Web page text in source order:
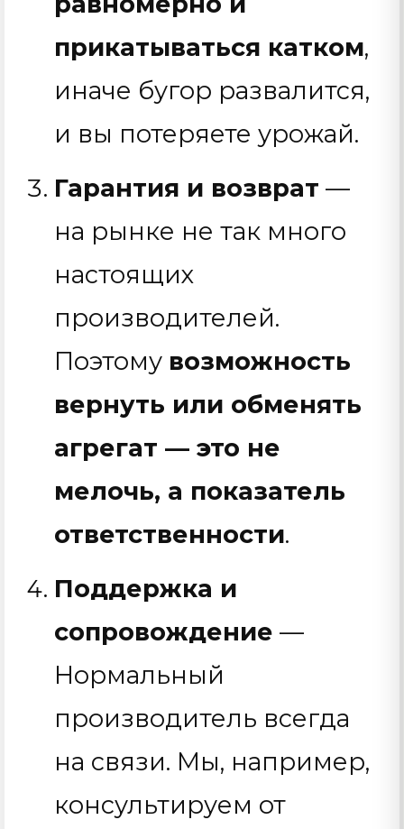
прикатываться катком,
иначе бугор развалится,
и вы потеряете урожай.
Гарантия и возврат —
на рынке не так много
настоящих
производителей.
Поэтому возможность
вернуть или обменять
агрегат — это не
мелочь, а показатель
ответственности.
Поддержка и
сопровождение —
Нормальный
производитель всегда
на связи. Мы, например,
консультируем от